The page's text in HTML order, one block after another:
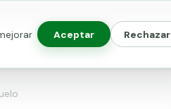
Aceptar Rechazar
Alambres Jardinería